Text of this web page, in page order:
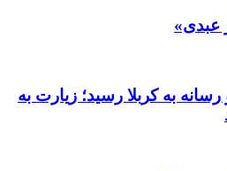
عبدی»
به کربلا رسید؛ زیارت به